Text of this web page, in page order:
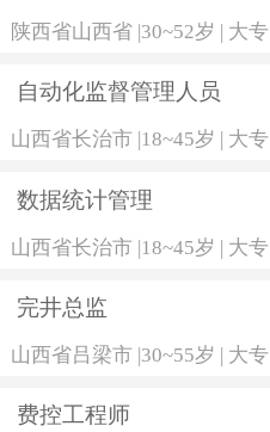
陕西省山西省|30~52岁 | 大专
自动化监督管理人员
山西省长治市 18~45岁 大专
数据统计管理
山西省长治市 |18~45岁 | 大专
完井总监
山西省吕梁市 |30~55岁 | 大专
费控工程师